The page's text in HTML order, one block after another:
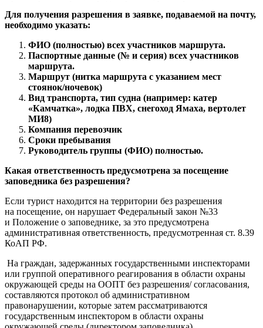
Красноярский край, город Норильск, ул. Кирова, 24
необходимо указать:
ФИО (полностью) всех участников маршрута.
Паспортные данные (№ и серия) всех участников
маршрута.
Маршрут (нитка маршрута с указанием мест
стоянок/ночевок)
Вид транспорта, тип судна (например: катер
«Камчатка», лодка ПВХ, снегоход Ямаха, вертолет
МИ8)
Компания перевозчик
Руководитель группы (ФИО) полностью.
заповедника без разрешения?
Если турист находится на территории без разрешения
на посещение, он нарушает Федеральный закон №33
и Положение о заповеднике, за это предусмотрена
КоАП РФ.
На граждан, задержанных государственными инспекторами
или группой оперативного реагирования в области охраны
окружающей среды на ООПТ без разрешения/ согласования,
составляются протокол об административном